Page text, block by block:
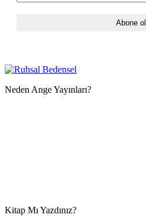
Neden Ange Yayınları?
Kitap Mı Yazdınız?